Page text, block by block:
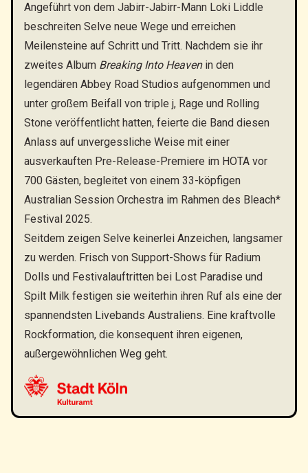
Angeführt von dem Jabirr-Jabirr-Mann Loki Liddle
beschreiten Selve neue Wege und erreichen
Meilensteine auf Schritt und Tritt. Nachdem sie ihr
zweites Album Breaking Into Heavenin den
legendären Abbey Road Studios aufgenommen und
unter großem Beifall von triple j, Rage und Rolling
Stone veröffentlicht hatten, feierte die Band diesen
Anlass auf unvergessliche Weise mit einer
ausverkauften Pre-Release-Premiere im HOTA vor
700 Gästen, begleitet von einem 33-köpfigen
Australian Session Orchestra im Rahmen des Bleach*
Festival 2025.
Seitdem zeigen Selve keinerlei Anzeichen, langsamer
zu werden. Frisch von Support-Shows für Radium
Dolls und Festivalauftritten bei Lost Paradise und
Spilt Milk festigen sie weiterhin ihren Ruf als eine der
spannendsten Livebands Australiens. Eine kraftvolle
Rockformation, die konsequent ihren eigenen,
außergewöhnlichen Weg geht.